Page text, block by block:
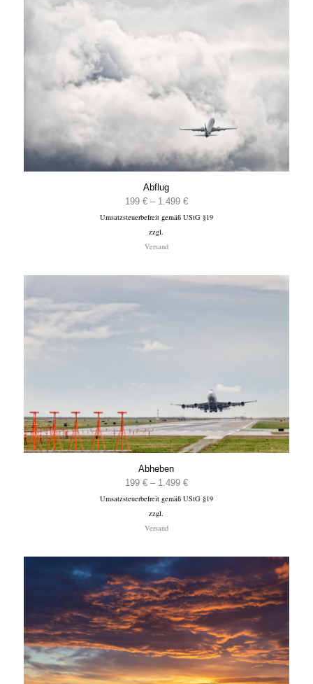
Abflug
199 € – 1.499 €Preisspanne:
199 €
Umsatzsteuerbefreit gemäß UStG §19
zzgl.
Versand
Abheben
199 € – 1.499 €Preisspanne:
199 €
Umsatzsteuerbefreit gemäß UStG §19
zzgl.
Versand